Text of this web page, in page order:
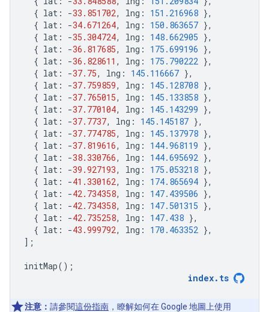
{ lat : -33.851702, lng : 151.216968 },
{ lat : -34.671264, lng : 150.863657 },
{ lat : -35.304724, lng : 148.662905 },
{ lat : -36.817685, lng : 175.699196 },
{ lat : -36.828611 , lng : 175.790222 },
{ lat : -37.75, lng : 145.116667 },
{ lat : -37.759859, lng : 145.128708 },
{ lat : -37.765015, lng : 145.133858 },
{ lat : -37.770104, lng : 145.143299 },
{ lat : -37.7737, lng : 145.145187 },
{ lat : -37.774785, lng : 145.137978 },
{ lat : -37.819616, lng : 144.968119 },
{ lat : -38.330766, lng : 144.695692 },
{ lat : -39.927193, lng : 175.053218 },
{ lat : -41.330162, lng : 174.865694 },
{ lat : -42.734358, lng : 147.439506 },
{ lat : -42.734358, lng : 147.501315 },
{ lat : -42.735258, lng : 147.438 },
{ lat : -43.999792, lng : 170.463352 },
];
initMap();
index. ts
注意： 請參閱這份指南 ，瞭解如何在 Google 地圖上使用